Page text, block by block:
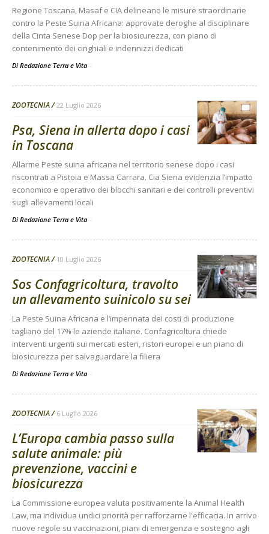
Regione Toscana, Masaf e CIA delineano le misure straordinarie
contro la Peste Suina Africana: approvate deroghe al disciplinare
della Cinta Senese Dop per la biosicurezza, con piano di
contenimento dei cinghiali e indennizzi dedicati
Di Redazione Terra e Vita -
ZOOTECNIA 22 Luglio 2026
Psa, Siena in allerta dopo i casi
in Toscana
Allarme Peste suina africana nel territorio senese dopo i casi
riscontrati a Pistoia e Massa Carrara. Cia Siena evidenzia l’impatto
economico e operativo dei blocchi sanitari e dei controlli preventivi
sugli allevamenti locali
Di Redazione Terra e Vita -
ZOOTECNIA 10 Luglio 2026
Sos Confagricoltura, travolto
un allevamento suinicolo su sei
La Peste Suina Africana e l’impennata dei costi di produzione
tagliano del 17% le aziende italiane. Confagricoltura chiede
interventi urgenti sui mercati esteri, ristori europei e un piano di
biosicurezza per salvaguardare la filiera
Di Redazione Terra e Vita -
ZOOTECNIA 6 Luglio 2026
L’Europa cambia passo sulla
salute animale: più
prevenzione, vaccini e
biosicurezza
La Commissione europea valuta positivamente la Animal Health
Law, ma individua undici priorità per rafforzarne l'efficacia. In arrivo
nuove regole su vaccinazioni, piani di emergenza e sostegno agli